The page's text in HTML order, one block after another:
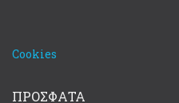
Cookies
ΠΡΟΣΦΑΤΑ